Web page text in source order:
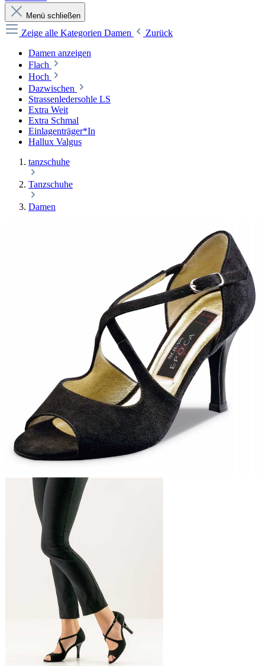
Menü schließen
Zeige alle Kategorien Damen
Zurück
Damen anzeigen
Flach
Hoch
Dazwischen
Strassenledersohle LS
Extra Weit
Extra Schmal
Einlagenträger*In
Hallux Valgus
tanzschuhe
Tanzschuhe
Damen